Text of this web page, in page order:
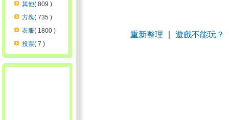
其他( 809 )
方塊( 735 )
衣服( 1800 )
投票( 7 )
重新整理 遊戲不能玩？